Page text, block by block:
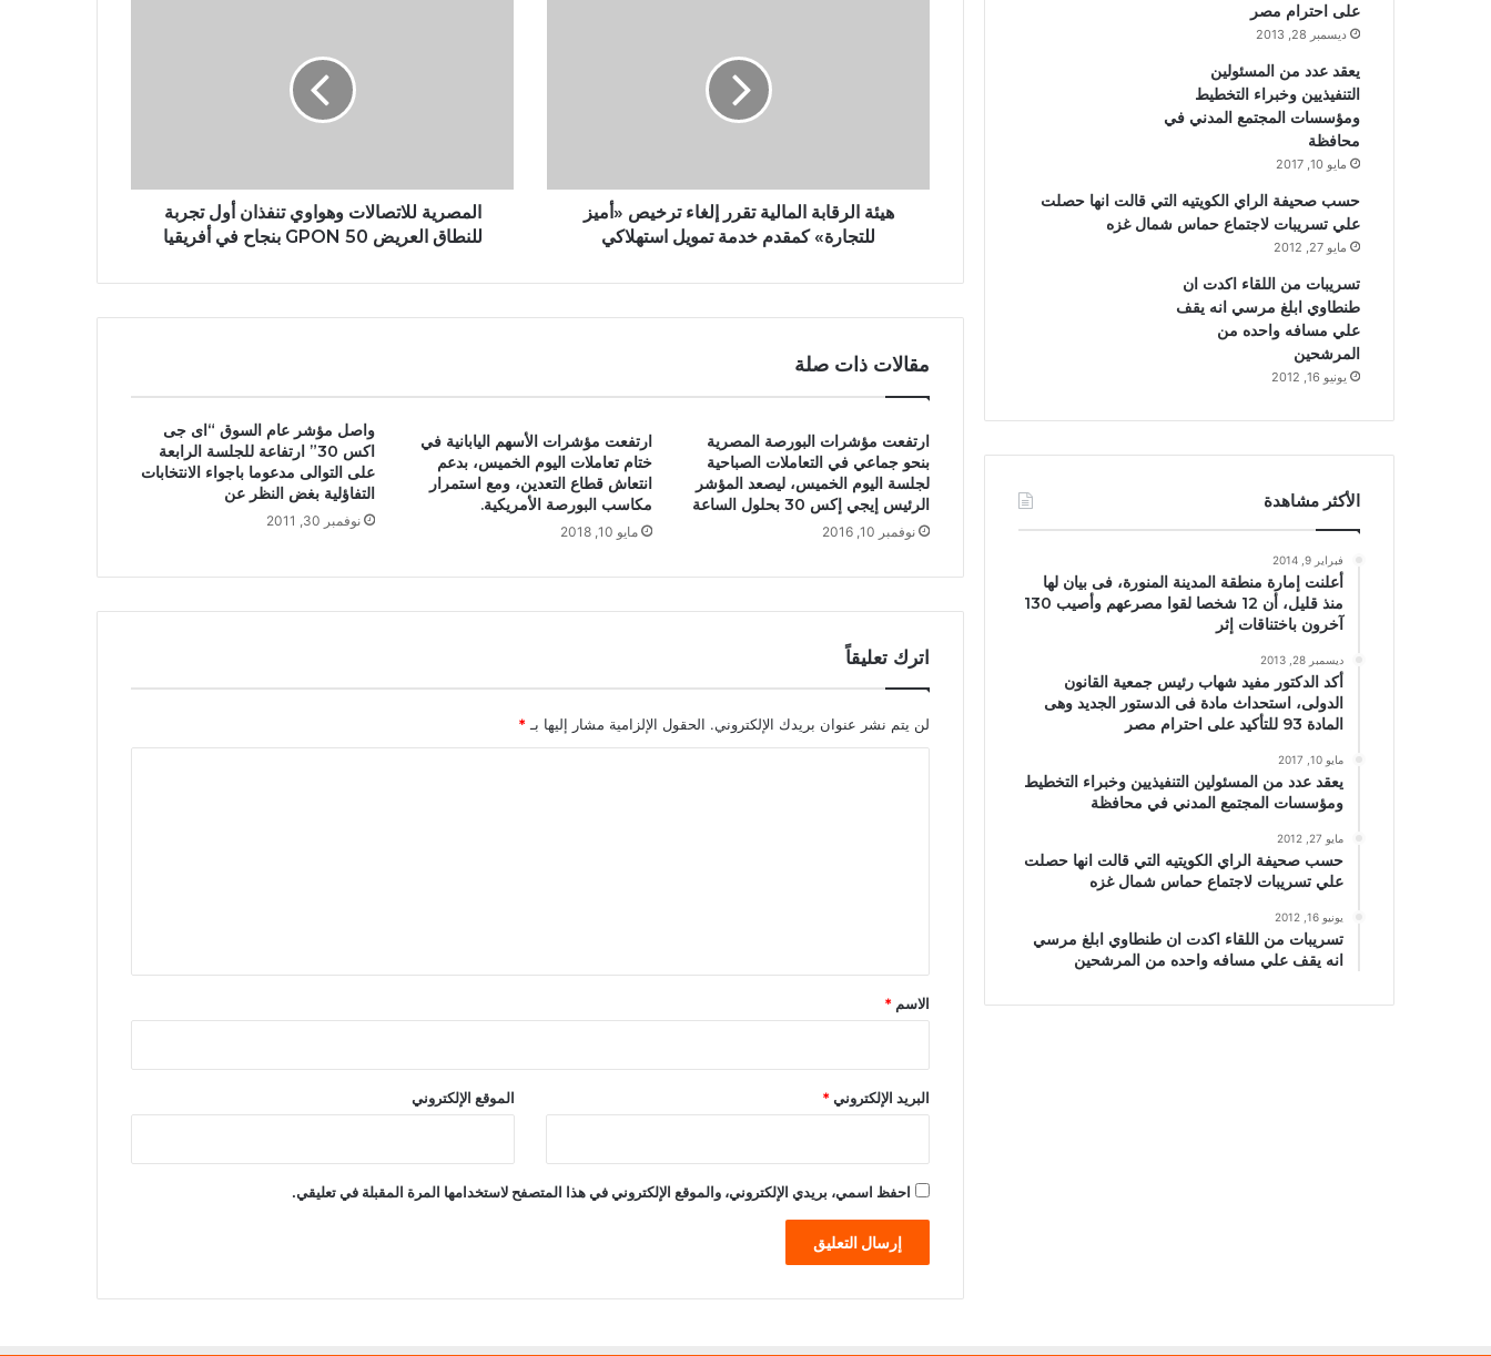
هيئة الرقابة المالية تقرر إلغاء ترخيص «أميز
للتجارة» كمقدم خدمة تمويل استهلاكي
المصرية للاتصالات وهواوي تنفذان أول تجربة
للنطاق العريض 50 GPON بنجاح في أفريقيا
مقالات ذات صلة
ارتفعت مؤشرات البورصة المصرية
بنحو جماعي في التعاملات الصباحية
لجلسة اليوم الخميس، ليصعد المؤشر
الرئيس إيجي إكس 30 بحلول الساعة
نوفمبر 10, 2016
ارتفعت مؤشرات الأسهم اليابانية في
ختام تعاملات اليوم الخميس، بدعم
انتعاش قطاع التعدين، ومع استمرار
مكاسب البورصة الأمريكية.
مايو 10, 2018
واصل مؤشر عام السوق “اى جى
اكس 30” ارتفاعة للجلسة الرابعة
على التوالى مدعوما باجواء الانتخابات
التفاؤلية بغض النظر عن
نوفمبر 30, 2011
اترك تعليقاً
لن يتم نشر عنوان بريدك الإلكتروني. الحقول الإلزامية مشار إليها بـ *
*
الاسم *
البريد الإلكتروني* الموقع الإلكتروني
احفظ اسمي، بريدي الإلكتروني، والموقع الإلكتروني في هذا المتصفح لاستخدامها المرة المقبلة في تعليقي.
على احترام مصر
ديسمبر 28, 2013
يعقد عدد من المسئولين
التنفيذيين وخبراء التخطيط
ومؤسسات المجتمع المدني في
محافظة
مايو 10, 2017
حسب صحيفة الراي الكويتيه التي قالت انها حصلت
علي تسريبات لاجتماع حماس شمال غزه
مايو 27, 2012
تسريبات من اللقاء اكدت ان
طنطاوي ابلغ مرسي انه يقف
علي مسافه واحده من
المرشحين
يونيو 16, 2012
الأكثر مشاهدة
فبراير 9, 2014
أعلنت إمارة منطقة المدينة المنورة، فى بيان لها
منذ قليل، أن 12 شخصا لقوا مصرعهم وأصيب 130
آخرون باختناقات إثر
ديسمبر 28, 2013
أكد الدكتور مفيد شهاب رئيس جمعية القانون
الدولى، استحداث مادة فى الدستور الجديد وهى
المادة 93 للتأكيد على احترام مصر
مايو 10, 2017
يعقد عدد من المسئولين التنفيذيين وخبراء التخطيط
ومؤسسات المجتمع المدني في محافظة
مايو 27, 2012
حسب صحيفة الراي الكويتيه التي قالت انها حصلت
علي تسريبات لاجتماع حماس شمال غزه
يونيو 16, 2012
تسريبات من اللقاء اكدت ان طنطاوي ابلغ مرسي
انه يقف علي مسافه واحده من المرشحين